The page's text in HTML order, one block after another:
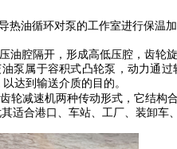
油循环对泵的工作室进行保温
腔隔开，形成高低压腔，齿轮
属于容积式凸轮泵，动力通
达到输送介质的目的。
减速机两种传动形式，它结构
合港口、车站、工厂、装卸车